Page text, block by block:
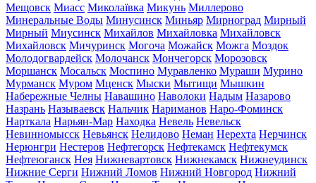
Мещовск Миасс Миколаївка Микунь Миллерово
Минеральные Воды Минусинск Миньяр Мирноград Мирный
Мирный Миусинск Михайлов Михайловка Михайловск
Михайловск Мичуринск Могоча Можайск Можга Моздок
Молодогвардейск Молочанск Мончегорск Морозовск
Моршанск Мосальск Моспино Муравленко Мураши Мурино
Мурманск Муром Мценск Мыски Мытищи Мышкин
Набережные Челны Навашино Наволоки Надым Назарово
Назрань Называевск Нальчик Нариманов Наро-Фоминск
Нарткала Нарьян-Мар Находка Невель Невельск
Невинномысск Невьянск Нелидово Неман Нерехта Нерчинск
Нерюнгри Нестеров Нефтегорск Нефтекамск Нефтекумск
Нефтеюганск Нея Нижневартовск Нижнекамск Нижнеудинск
Нижние Серги Нижний Ломов Нижний Новгород Нижний